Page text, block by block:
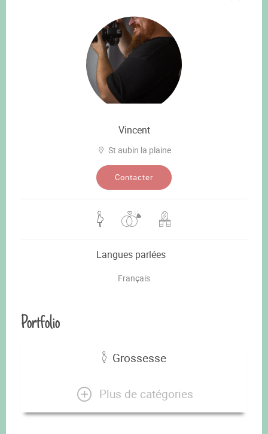
Vincent
St aubin la plaine
Contacter
Langues parlées
Français
Portfolio
Grossesse
Plus de catégories